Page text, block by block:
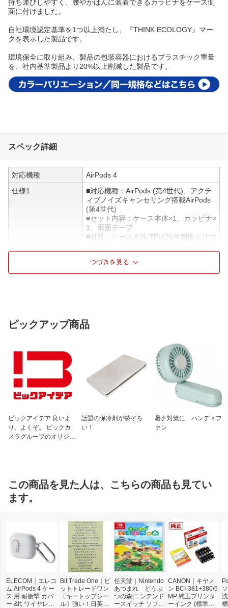
持ち運びしやすく、腰やかばんに装着できるカラビナをケース側
面に付けました。
自社環境認定基準を1つ以上満たし、『THINK ECOLOGY』マー
クを表示した製品です。
環境保全に取り組み、製品の包装容器におけるプラスチック重量
を、社内基準製品より20%以上削減した製品です。
スペック詳細
対応機種
AirPods 4
仕様1
■対応機種：AirPods (第4世代)、アクテ
ィブノイズキャンセリング搭載AirPods
(第4世代)
■セット内容：ケース本体×1、カラビナ×
1、両面テープ
■材質：ケース本体:TPU(熱可塑性ポリウ
■カラー：ブルー
つづきを見る
ピックアップ商品
ビックアイデア 良いよ
り、よくぞ。 ビックカ
メラグループのオリジナ
話題の保冷剤が勢ぞろ
い！
暑さ対策に ハンディフ
ァン
この商品を見た人は、こちらの商品も見てい
ます。
ELECOM｜エレコ
ム AirPods 4 ケー
ス 用 耐衝撃 カバ
ー &lt; ワイヤレス
Bit Trade One｜ビ
ットトレードワン
〔キートップシー
ル〕強い！日英対
任天堂｜Nintendo
あつまれ どうぶ
つの森[ニンテンド
ースイッチ ソフ
CANON｜キヤノ
ン BCI-381+380/5
MP 純正プリンタ
ーインク (標準容